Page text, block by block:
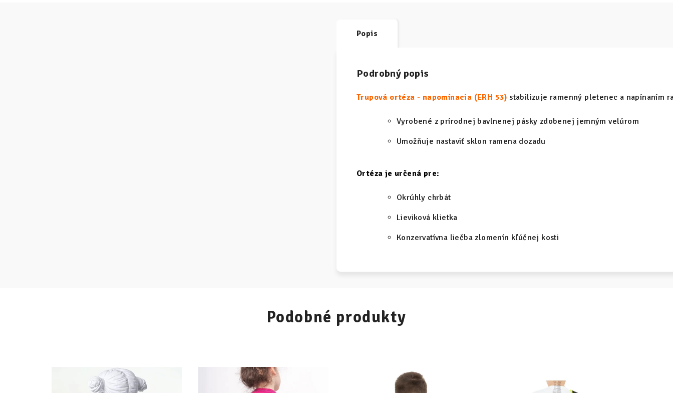
Popis
Podrobný popis
Trupová ortéza - napomínacia (ERH 53) stabilizuje ramenný pletenec a napínaním
Vyrobené z prírodnej bavlnenej pásky zdobenej jemným velúrom
Umožňuje nastaviť sklon ramena dozadu
Ortéza je určená pre:
Okrúhly chrbát
Lieviková klietka
Konzervatívna liečba zlomenín kľúčnej kosti
Podobné produkty